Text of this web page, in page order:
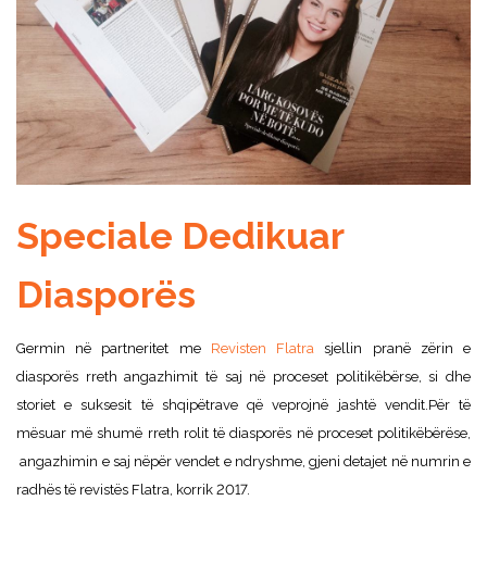
Speciale Dedikuar
Diasporës
Germin në partneritet meRevisten Flatra sjellin pranë zërin e
diasporës rreth angazhimit të saj në proceset politikëbërse, si dhe
storiet e suksesit të shqipëtrave që veprojnë jashtë vendit. Për të
mësuar më shumë rreth rolit të diasporës në proceset politikëbërëse,
angazhimin e saj nëpër vendet e ndryshme, gjeni detajet në numrin e
radhës të revistës Flatra, korrik 2017.